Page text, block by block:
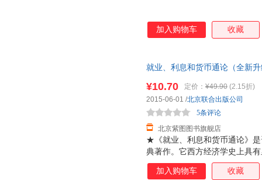
加入购物车 收藏
就业、利息和货币通论（全新
★《就业、利息和货币通论》
典著作。它西方经济学史上具
政策有着重大的指导意义。这
典范。 ★这次出版的彩图珍藏
¥10.70 定价： ¥49.90 (2.15折)
北京紫图图书旗舰店
5条评论
2015-06-01 /北京联合出版公司
加入购物车 收藏